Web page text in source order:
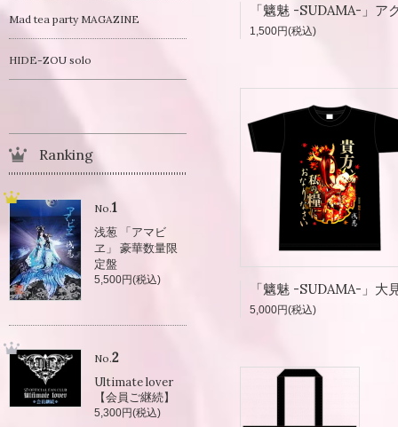
1,500円(税込)
5,000円(税込)
Mad tea party MAGAZINE
HIDE-ZOU solo
Ranking
No.1
浅葱 「アマビ
ヱ」 豪華数量限
定盤
5,500円(税込)
No.2
Ultimate lover
【会員ご継続】
5,300円(税込)